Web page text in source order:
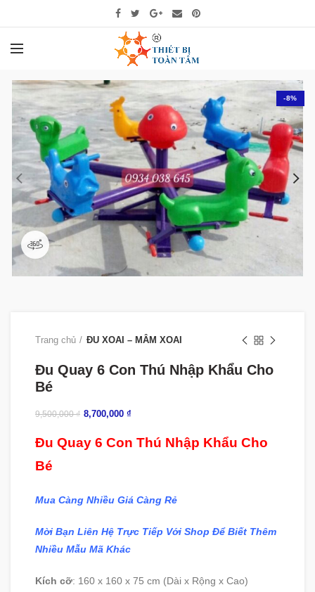
-8%
360 product view
Trang chủ ĐU XOAI – MÂM XOAI
Đu Quay 6 Con Thú Nhập Khẩu Cho
Bé
9,500,000₫ 8,700,000 ₫
Đu Quay 6 Con Thú Nhập Khẩu Cho
Bé
Mua Càng Nhiều Giá Càng Rẻ
Mời Bạn Liên Hệ Trực Tiếp Với Shop Để Biết Thêm
Nhiều Mẫu Mã Khác
Kích cỡ: 160 x 160 x 75 cm (Dài x Rộng x Cao)